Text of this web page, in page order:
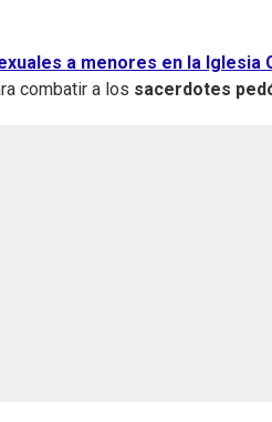
a menores en la Iglesia
combatir a los sacerdotes